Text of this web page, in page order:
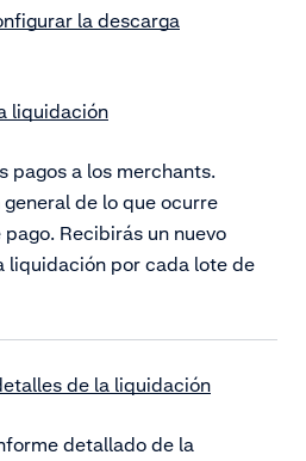
la descarga
liquidación
pagos a los merchants.
de lo que ocurre
Recibirás un nuevo
liquidación por cada lote de
de la liquidación
detallado de la